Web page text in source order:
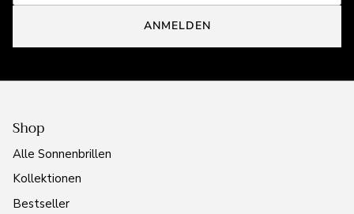
ANMELDEN
Shop
Alle Sonnenbrillen
Kollektionen
Bestseller